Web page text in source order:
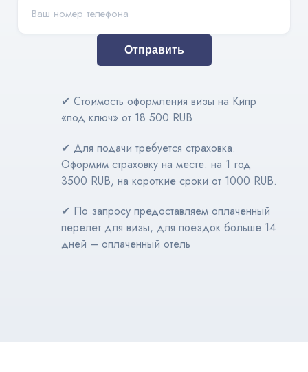
Отправить
✔ Стоимость оформления визы на Кипр
«под ключ» от 18 500 RUB
✔ Для подачи требуется страховка.
Оформим страховку на месте: на 1 год
3500 RUB, на короткие сроки от 1000 RUB.
✔ По запросу предоставляем оплаченный
перелет для визы, для поездок больше 14
дней – оплаченный отель